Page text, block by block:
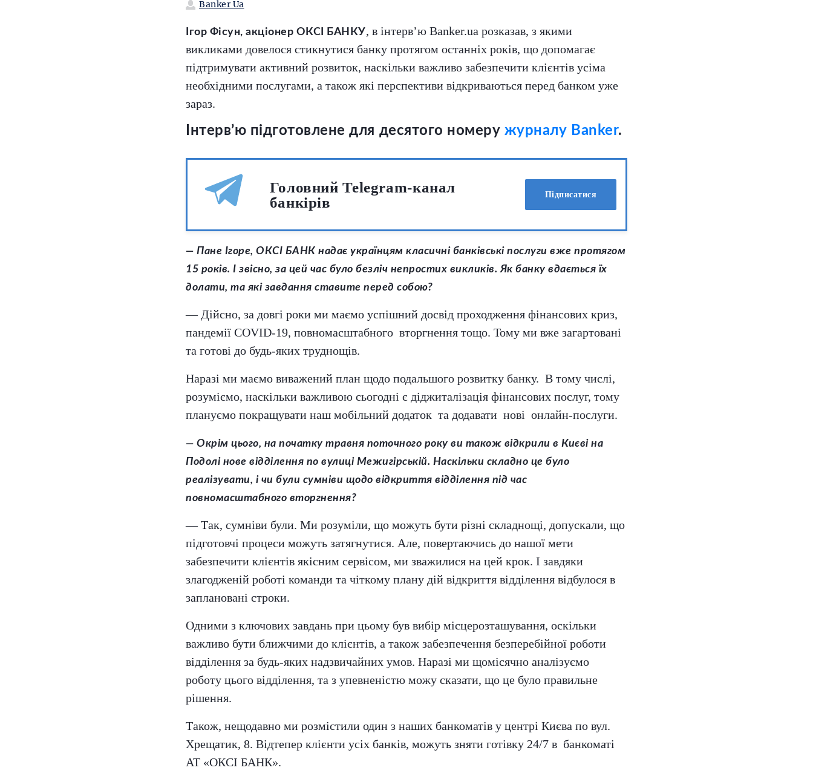
Banker Ua
гор Фісун, акціонер ОКСІ БАНКУ, в інтерв’ю Banker.ua розказав, з якими
викликами довелося стикнутися банку протягом останніх років, що допомагає
підтримувати активний розвиток, наскільки важливо забезпечити клієнтів усіма
необхідними послугами, а також які перспективи відкриваються перед банком уже
зараз.
Інтерв’ю підготовлене для десятого номеру журналу Banker.
Головний Telegram-канал
банкірів
Підписатися
— Пане Ігоре, ОКСІ БАНК надає українцям класичні банківські послуги вже протягом
15 років. І звісно, за цей час було безліч непростих викликів. Як банку вдається їх
долати, та які завдання ставите перед собою?
— Дійсно, за довгі роки ми маємо успішний досвід проходження фінансових криз,
пандемії COVID-19, повномасштабного вторгнення тощо. Тому ми вже загартовані
та готові до будь-яких труднощів.
Наразі ми маємо виважений план щодо подальшого розвитку банку. В тому числі,
розуміємо, наскільки важливою сьогодні є діджиталізація фінансових послуг, тому
плануємо покращувати наш мобільний додаток та додавати нові онлайн-послуги.
— Окрім цього, на початку травня поточного року ви також відкрили в Києві на
Подолі нове відділення по вулиці Межигірській. Наскільки складно це було
реалізувати, і чи були сумніви щодо відкриття відділення під час
повномасштабного вторгнення?
— Так, сумніви були. Ми розуміли, що можуть бути різні складнощі, допускали, що
підготовчі процеси можуть затягнутися. Але, повертаючись до нашої мети
забезпечити клієнтів якісним сервісом, ми зважилися на цей крок. І завдяки
злагодженій роботі команди та чіткому плану дій відкриття відділення відбулося в
заплановані строки.
Одними з ключових завдань при цьому був вибір місцерозташування, оскільки
важливо бути ближчими до клієнтів, а також забезпечення безперебійної роботи
відділення за будь-яких надзвичайних умов. Наразі ми щомісячно аналізуємо
роботу цього відділення, та з упевненістю можу сказати, що це було правильне
рішення.
Також, нещодавно ми розмістили один з наших банкоматів у центрі Києва по вул.
Хрещатик, 8. Відтепер клієнти усіх банків, можуть зняти готівку 24/7 в банкоматі
АТ «ОКСІ БАНК».